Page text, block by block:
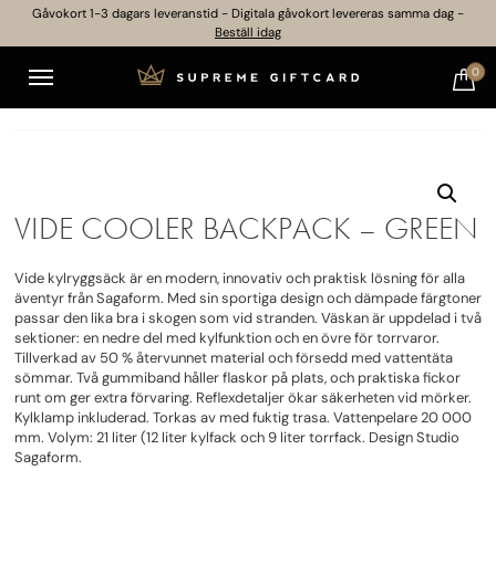
Gåvokort 1-3 dagars leveranstid - Digitala gåvokort levereras samma dag -
Beställ idag
0
VIDE COOLER BACKPACK – GREEN
Vide kylryggsäck är en modern, innovativ och praktisk lösning för alla
äventyr från Sagaform. Med sin sportiga design och dämpade färgtoner
passar den lika bra i skogen som vid stranden. Väskan är uppdelad i två
sektioner: en nedre del med kylfunktion och en övre för torrvaror.
Tillverkad av 50 % återvunnet material och försedd med vattentäta
sömmar. Två gummiband håller flaskor på plats, och praktiska fickor
runt om ger extra förvaring. Reflexdetaljer ökar säkerheten vid mörker.
Kylklamp inkluderad. Torkas av med fuktig trasa. Vattenpelare 20 000
mm. Volym: 21 liter (12 liter kylfack och 9 liter torrfack. Design Studio
Sagaform.